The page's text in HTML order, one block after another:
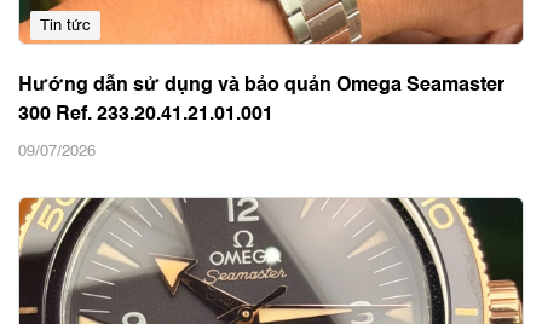
Tin tức
Hướng dẫn sử dụng và bảo quản Omega Seamaster
300 Ref. 233.20.41.21.01.001
09/07/2026